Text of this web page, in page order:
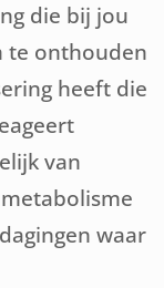
die bij jou
te onthouden
heeft die
van
waar